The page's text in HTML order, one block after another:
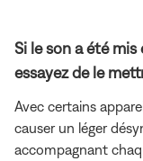
Si le son a été
essayez de le
Avec certains
causer un léger
accompagnant